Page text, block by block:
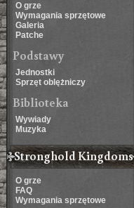
O grze
Wymagania sprzętowe
Galeria
Patche
Podstawy
Jednostki
Sprzęt oblężniczy
Biblioteka
Wywiady
Muzyka
Stronghold Kingdoms
O grze
FAQ
Wymagania sprzętowe